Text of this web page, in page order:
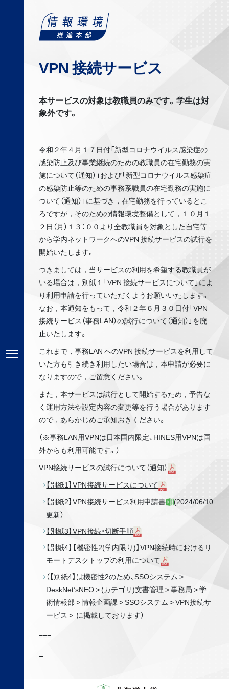
VPN 接続サービス
本サービスの対象は教職員のみです。学生は対
象外です。
令和２年４⽉１７⽇付「新型コロナウイルス感染症の
感染防⽌及び事業継続のための教職員の在宅勤務の実
施について（通知）」および「新型コロナウイルス感染症
の感染防⽌等のための事務系職員の在宅勤務の実施に
ついて（通知）」に基づき，在宅勤務を⾏っているとこ
ろですが，そのための情報環境整備として，１０⽉１
２⽇（⽉）１３：００より全教職員を対象とした⾃宅等
から学内ネットワークへのVPN 接続サービスの試⾏を
開始いたします。
つきましては，当サービスの利⽤を希望する教職員が
いる場合は，別紙１「VPN 接続サービスについて」によ
り利⽤申請を⾏っていただくようお願いいたします。
なお，本通知をもって，令和２年６⽉３０⽇付「VPN
接続サービス（事務LAN）の試⾏について（通知）」を廃
⽌いたします。
これまで，事務LAN へのVPN 接続サービスを利⽤して
いた⽅も引き続き利⽤したい場合は，本申請が必要に
なりますので，ご留意ください。
また，本サービスは試⾏として開始するため，予告な
く運⽤⽅法や設定内容の変更等を⾏う場合があります
ので，あらかじめご承知おきください。
（※事務LAN用VPNは日本国内限定、HINES用VPNは国
外からも利用可能です。）
VPN接続サービスの試行について（通知）
【別紙1】VPN接続サービスについて
【別紙2】VPN接続サービス利用申請書
(2024/06/10
更新）
【別紙3】VPN接続・切断手順
【別紙4】【機密性2(学内限り)】VPN接続時におけるリ
モートデスクトップの利用について
（【別紙4】は機密性2のため、SSOシステム>
DeskNet’sNEO > (カテゴリ)文書管理 > 事務局 > 学
術情報部 > 情報企画課 > SSOシステム > VPN接続サ
ービス > に掲載しております）
===